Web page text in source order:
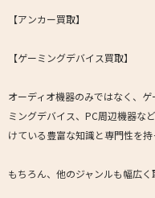
【アンカー買取】
【ゲーミングデバイス買取】
オーディオ機器のみではなく、
ミングデバイス、PC周辺機器な
けている豊富な知識と専門性を持
もちろん、他のジャンルも幅広く